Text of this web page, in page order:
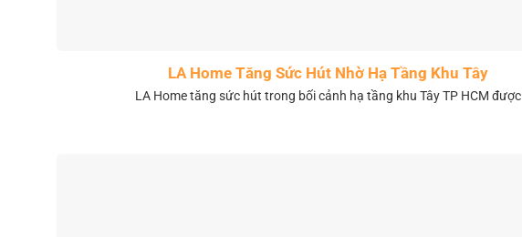
LA Home Tăng Sức Hút Nhờ Hạ Tầng Khu Tây
LA Home tăng sức hút trong bối cảnh hạ tầng khu Tây TP HCM được